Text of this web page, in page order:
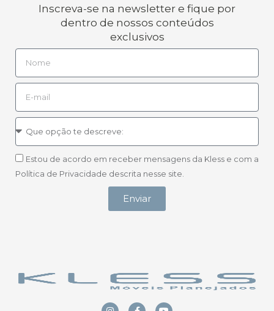
Inscreva-se na newsletter e fique por
dentro de nossos conteúdos
exclusivos
Estou de acordo em receber mensagens da Kless e com a
Política de Privacidade descrita nesse site.
Enviar